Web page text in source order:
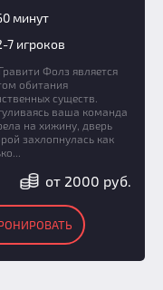
минут
7 игроков
Фолз является
обитания
существ.
ваша команда
на хижину, дверь
захлопнулась как
от 2000 руб.